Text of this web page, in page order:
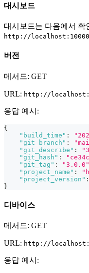
대시보드
대시보드는 다음에서 확
http://localhost:10000
버전
메서드: GET
URL: http://
응답 예시:
{
"build_time" :
"git_branch" :
"git_describe" :
"git_hash" :
"git_tag" : "3.0.0"
"project_name" :
"project_version" :
}
디바이스
메서드: GET
URL: http://
응답 예시: